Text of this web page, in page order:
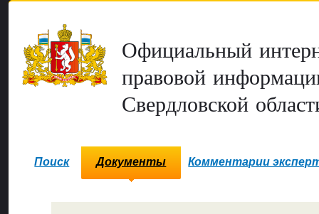
Официальный
правовой
Свердловской
Поиск Документы Комментарии